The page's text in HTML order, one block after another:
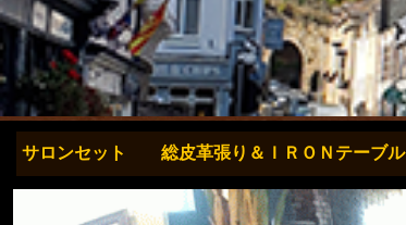
サロンセット 総皮革張り＆ＩＲＯＮテーブル